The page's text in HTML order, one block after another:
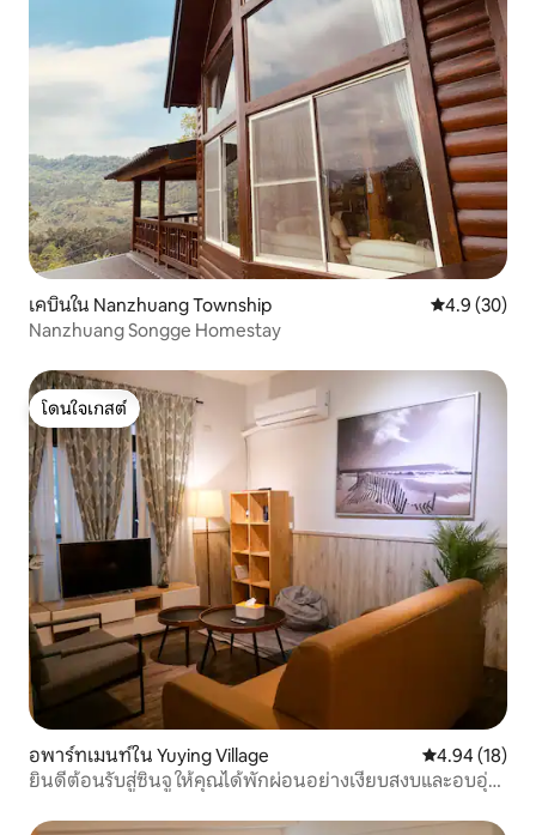
เคบินใน Nanzhuang Township คะแนนเฉลี่ย
4.9 (30)
Nanzhuang Songge Homestay
โดนใจเกสต์
โดนใจเกสต์
อพาร์ทเมนท์ใน Yuying Village คะแนนเฉลี่ย
4.94 (18)
ยินดีต้อนรับสู่ซินจู ให้คุณได้พักผ่อนอย่างเงียบสงบและอบอุ่น